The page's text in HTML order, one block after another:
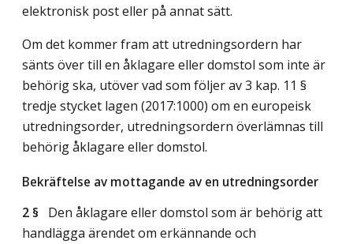
elektronisk post eller på annat sätt.
Om det kommer fram att utredningsordern har
sänts över till en åklagare eller domstol som inte är
behörig ska, utöver vad som följer av 3 kap. 11 §
tredje stycket lagen (2017:1000) om en europeisk
utredningsorder, utredningsordern överlämnas till
behörig åklagare eller domstol.
Bekräftelse av mottagande av en utredningsorder
2 § Den åklagare eller domstol som är behörig att
handlägga ärendet om erkännande och